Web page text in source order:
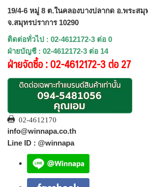
19/4-6 หมู่ 8 ต.ในคลองบางปลากด อ.พระสมุ
จ.สมุทรปราการ 10290
ติดต่อทั่วไป : 02-4612172-3 ต่อ 0
ฝ่ายบัญชี : 02-4612172-3 ต่อ 14
ฝ่ายจัดซื้อ : 02-4612172-3 ต่อ 27
02-4612170
info@winnapa.co.th
Line ID : @winnapa